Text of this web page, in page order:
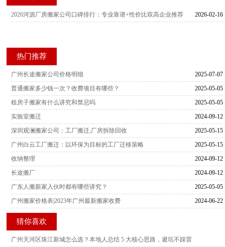
2026-02-16
2026河源厂房搬家公司口碑排行：专业靠谱+性价比双高企业推荐
热门推荐
2025-07-07
广州长途搬家公司价格明细
2025-05-05
普通搬家多少钱一次？收费项目有哪些？
2025-05-05
租房子搬家有什么讲究和禁忌吗
2024-09-12
实验室搬迁
2025-05-15
深圳观澜搬家公司：工厂搬迁,厂房拆除回收
2025-05-15
广州白云工厂搬迁：以环保为目标的工厂迁移策略
2024-09-12
收纳整理
2024-09-12
长途搬厂
2025-05-05
广东人搬新家入伙时都有哪些讲究？
2024-06-22
广州搬家价格表|2023年广州最新搬家收费
猜你喜欢
广州天河区珠江新城怎么选？本地人总结 5 大核心思路，避坑不踩雷